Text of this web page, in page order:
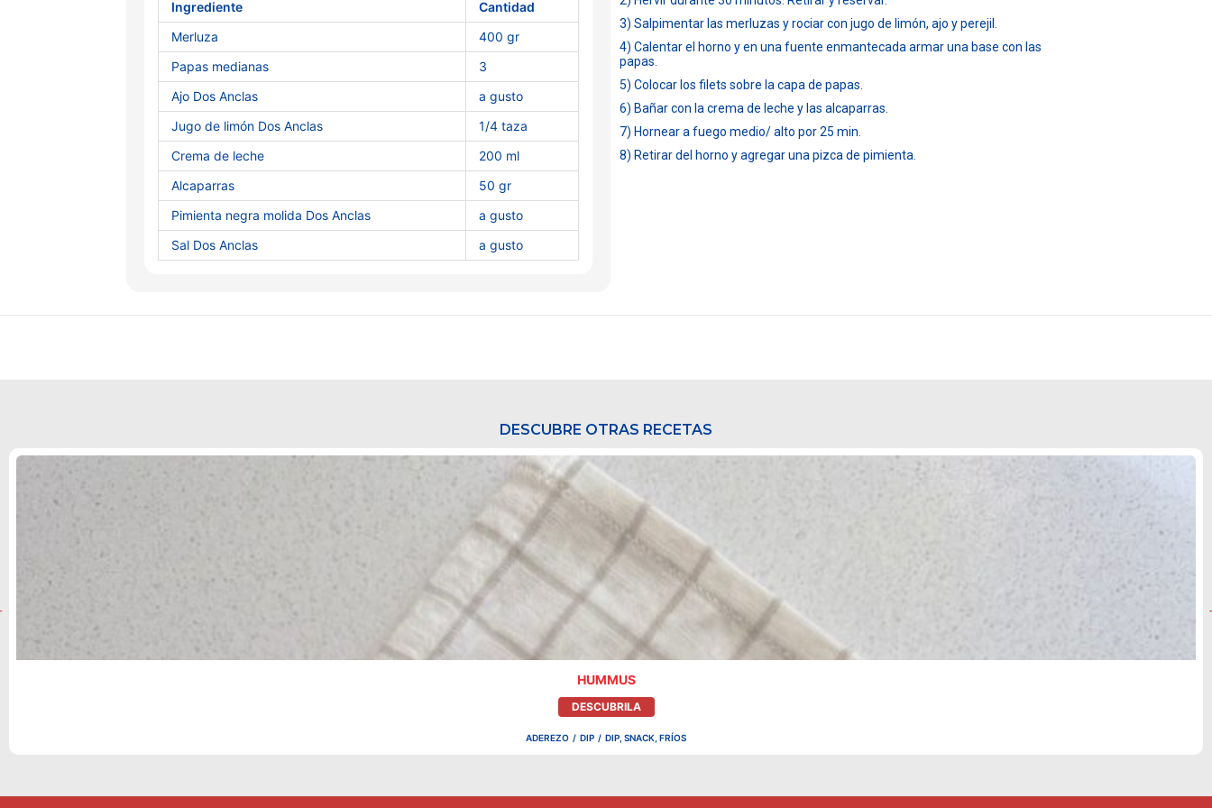
Ingrediente
Cantidad
Merluza
400 gr
Papas medianas
3
Ajo Dos Anclas
a gusto
Jugo de limón Dos Anclas
1/4 taza
Crema de leche
200 ml
Alcaparras
50 gr
Pimienta negra molida Dos Anclas
a gusto
Sal Dos Anclas
a gusto
3) Salpimentar las merluzas y rociar con jugo de limón, ajo y perejil.
4) Calentar el horno y en una fuente enmantecada armar una base con las
papas.
5) Colocar los filets sobre la capa de papas.
6) Bañar con la crema de leche y las alcaparras.
7) Hornear a fuego medio/ alto por 25 min.
8) Retirar del horno y agregar una pizca de pimienta.
DESCUBRE OTRAS RECETAS
HUMMUS
DESCUBRILA
ADEREZO / DIP / DIP, SNACK, FRÍOS